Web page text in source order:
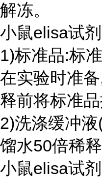
解冻。
小鼠elisa试
1)标准品:标
在实验时准
释前将标准品
2)洗涤缓冲
馏水50倍稀释
小鼠elisa试